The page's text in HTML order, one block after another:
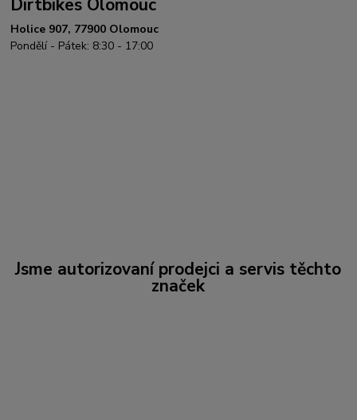
Dirtbikes Olomouc
Holice 907, 77900 Olomouc
Pondělí - Pátek: 8:30 - 17:00
Jsme autorizovaní prodejci a servis těchto
značek